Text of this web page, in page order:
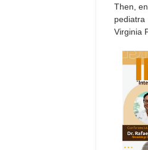
Then,
Virginia